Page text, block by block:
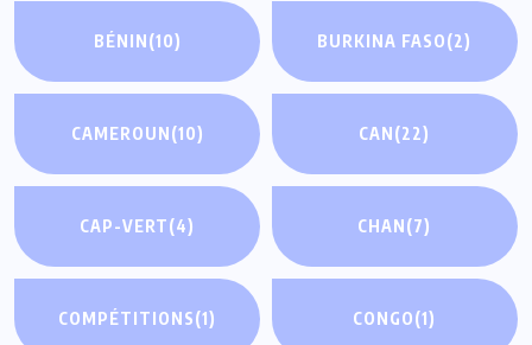
BÉNIN(10) BURKINA FASO(2)
CAMEROUN(10) CAN(22)
CAP-VERT(4) CHAN(7)
COMPÉTITIONS(1) CONGO(1)